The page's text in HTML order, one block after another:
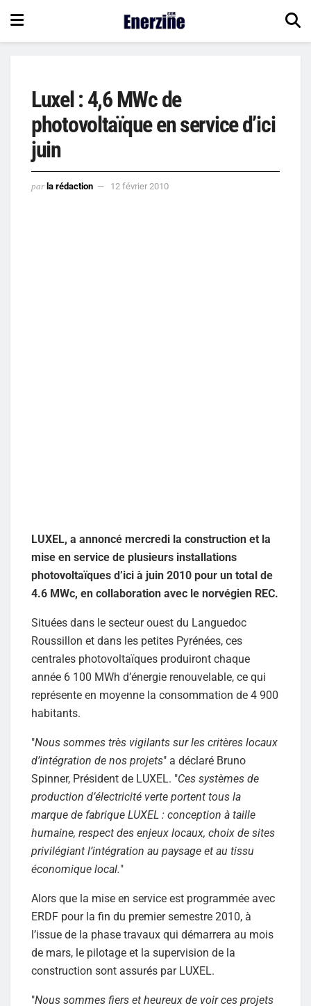
Luxel : 4,6 MWc de
photovoltaïque en service d’ici
juin
par la rédaction 12 février 2010
LUXEL, a annoncé mercredi la construction et la
mise en service de plusieurs installations
photovoltaïques d’ici à juin 2010 pour un total de
4.6 MWc, en collaboration avec le norvégien REC.
Situées dans le secteur ouest du Languedoc
Roussillon et dans les petites Pyrénées, ces
centrales photovoltaïques produiront chaque
année 6 100 MWh d’énergie renouvelable, ce qui
représente en moyenne la consommation de 4 900
habitants.
"Nous sommes très vigilants sur les critères locaux
d’intégration de nos projets" a déclaré Bruno
Spinner, Président de LUXEL. "Ces systèmes de
production d’électricité verte portent tous la
marque de fabrique LUXEL : conception à taille
humaine, respect des enjeux locaux, choix de sites
privilégiant l’intégration au paysage et au tissu
économique local."
Alors que la mise en service est programmée avec
ERDF pour la fin du premier semestre 2010, à
l’issue de la phase travaux qui démarrera au mois
de mars, le pilotage et la supervision de la
construction sont assurés par LUXEL.
"Nous sommes fiers et heureux de voir ces projets